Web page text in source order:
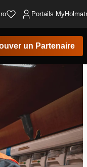
Portails
un Partenaire